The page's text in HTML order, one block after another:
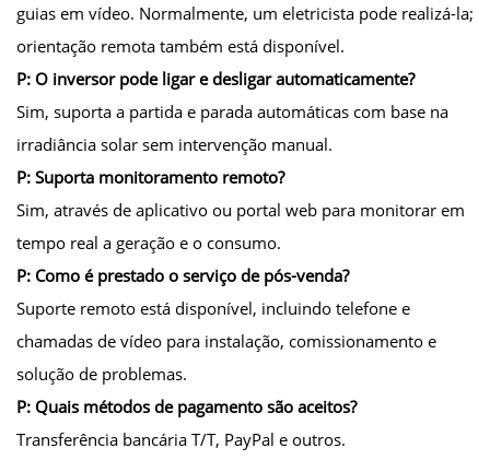
guias em vídeo. Normalmente, um eletricista pode realizá-la;
orientação remota também está disponível.
P: O inversor pode ligar e desligar automaticamente?
Sim, suporta a partida e parada automáticas com base na
irradiância solar sem intervenção manual.
P: Suporta monitoramento remoto?
Sim, através de aplicativo ou portal web para monitorar em
tempo real a geração e o consumo.
P: Como é prestado o serviço de pós-venda?
Suporte remoto está disponível, incluindo telefone e
chamadas de vídeo para instalação, comissionamento e
solução de problemas.
P: Quais métodos de pagamento são aceitos?
Transferência bancária T/T, PayPal e outros.